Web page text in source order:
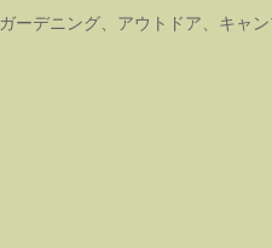
ガーデニング、アウトドア、キャ